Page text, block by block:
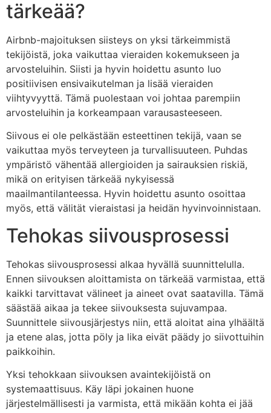
tärkeää?
Airbnb-majoituksen siisteys on yksi tärkeimmistä
tekijöistä, joka vaikuttaa vieraiden kokemukseen ja
arvosteluihin. Siisti ja hyvin hoidettu asunto luo
positiivisen ensivaikutelman ja lisää vieraiden
viihtyvyyttä. Tämä puolestaan voi johtaa parempiin
arvosteluihin ja korkeampaan varausasteeseen.
Siivous ei ole pelkästään esteettinen tekijä, vaan se
vaikuttaa myös terveyteen ja turvallisuuteen. Puhdas
ympäristö vähentää allergioiden ja sairauksien riskiä,
mikä on erityisen tärkeää nykyisessä
maailmantilanteessa. Hyvin hoidettu asunto osoittaa
myös, että välität vieraistasi ja heidän hyvinvoinnistaan.
Tehokas siivousprosessi
Tehokas siivousprosessi alkaa hyvällä suunnittelulla.
Ennen siivouksen aloittamista on tärkeää varmistaa, että
kaikki tarvittavat välineet ja aineet ovat saatavilla. Tämä
säästää aikaa ja tekee siivouksesta sujuvampaa.
Suunnittele siivousjärjestys niin, että aloitat aina ylhäältä
ja etene alas, jotta pöly ja lika eivät päädy jo siivottuihin
paikkoihin.
Yksi tehokkaan siivouksen avaintekijöistä on
systemaattisuus. Käy läpi jokainen huone
järjestelmällisesti ja varmista, että mikään kohta ei jää